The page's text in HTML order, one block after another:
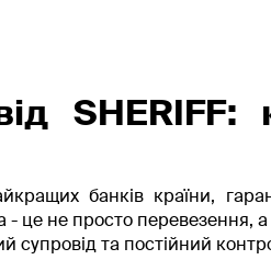
банків країни,
- це не просто перевезення, а
супровід та постійний